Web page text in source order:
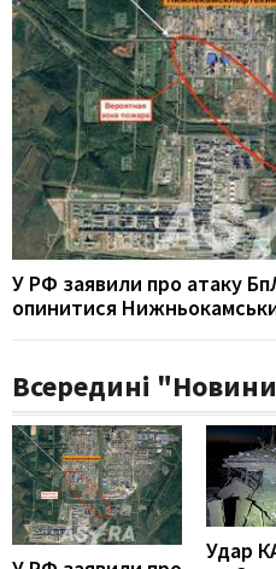
У РФ заявили про атаку
опинитися
Всередині
Удар